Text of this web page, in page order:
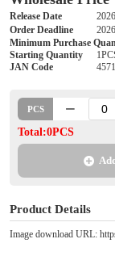
Release Date
Order Deadline
Minimum Purchase
Starting Quantity
JAN Code
PCS
Total:0PCS
Product Details
Image download URL: